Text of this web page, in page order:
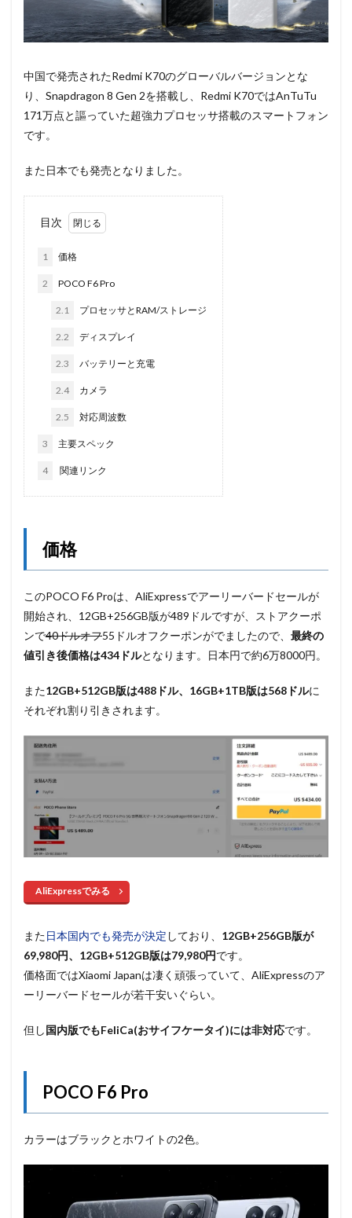
中国で発売されたRedmi K70のグローバルバージョンとな
り、Snapdragon 8 Gen 2を搭載し、Redmi K70ではAnTuTu
171万点と謳っていた超強力プロセッサ搭載のスマートフォン
です。
また日本でも発売となりました。
目次
1 価格
2 POCO F6 Pro
2.1 プロセッサとRAM/ストレージ
2.2 ディスプレイ
2.3 バッテリーと充電
2.4 カメラ
2.5 対応周波数
3 主要スペック
4 関連リンク
価格
このPOCO F6 Proは、AliExpressでアーリーバードセールが
開始され、12GB+256GB版が489ドルですが、ストアクーポ
ンで40ドルオフ55ドルオフクーポンがでましたので、 最終の
値引き後価格は434ドルとなります。日本円で約6万8000円。
また12GB+512GB版は488ドル、16GB+1TB版は568ドルに
それぞれ割り引きされます。
AliExpressでみる
また日本国内でも発売が決定 しており、 12GB+256GB版が
69,980円、12GB+512GB版は79,980円です。
価格面ではXiaomi Japanは凄く頑張っていて、AliExpressのア
ーリーバードセールが若干安いぐらい。
但し国内版でもFeliCa(おサイフケータイ)には非対応です。
POCO F6 Pro
カラーはブラックとホワイトの2色。